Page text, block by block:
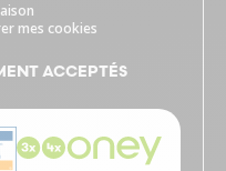
mes cookies
ACCEPTÉS